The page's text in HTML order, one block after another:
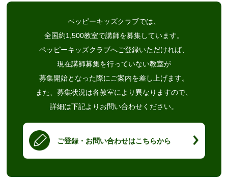
ペッピーキッズクラブでは、
全国約1,500教室で講師を募集しています。
ペッピーキッズクラブへご登録いただければ、
現在講師募集を行っていない教室が
募集開始となった際にご案内を差し上げます。
また、募集状況は各教室により異なりますので、
詳細は下記よりお問い合わせください。
ご登録・お問い合わせはこちらから